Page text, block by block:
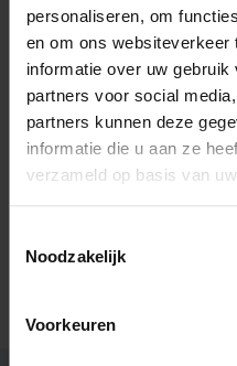
personaliseren, om
en om ons websiteverkeer
informatie over uw
partners voor social
partners kunnen deze
informatie die u aan ze
verzameld op basis van
Noodzakelijk
Voorkeuren
Lees